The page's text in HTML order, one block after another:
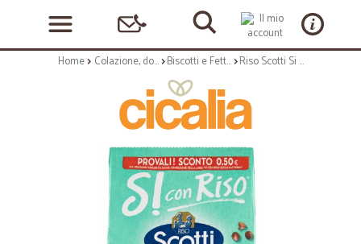
Home Colazione, dolciumi e snack Biscotti e Fette Biscottate Riso Scotti Si con Riso Senza Lattosio Biscotto con riso e gocce di cioccolato 350 gr.